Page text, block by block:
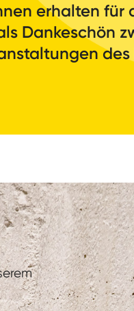
erhalten für
Dankeschön
des